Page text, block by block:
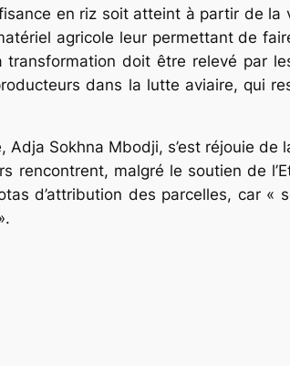
en riz soit atteint à partir de
agricole leur permettant de
doit être relevé par
dans la lutte aviaire, qui
Sokhna Mbodji, s’est réjouie de
rencontrent, malgré le soutien de
d’attribution des parcelles, car «